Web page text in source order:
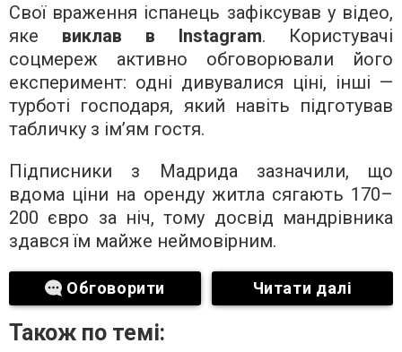
Свої враження іспанець зафіксував у відео,
яке виклав в Instagram. Користувачі
соцмереж активно обговорювали його
експеримент: одні дивувалися ціні, інші —
турботі господаря, який навіть підготував
табличку з ім’ям гостя.
Підписники з Мадрида зазначили, що
вдома ціни на оренду житла сягають 170–
200 євро за ніч, тому досвід мандрівника
здався їм майже неймовірним.
Обговорити Читати далі
Також по темі: